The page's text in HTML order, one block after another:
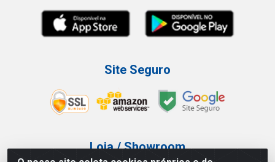
Site Seguro
Loja / Showroom